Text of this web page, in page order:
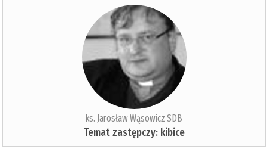
ks. Jarosław Wąsowicz SDB
Temat zastępczy: kibice